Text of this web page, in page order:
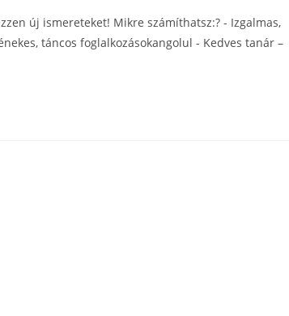
új ismereteket! Mikre számíthatsz:? - Izgalmas,
táncos foglalkozásokangolul - Kedves tanár –